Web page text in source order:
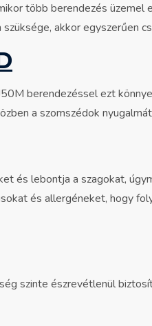
több berendezés üzemel
akkor egyszerűen
berendezéssel ezt
a szomszédok
lebontja a szagokat,
és allergéneket, hogy
szinte észrevétlenül